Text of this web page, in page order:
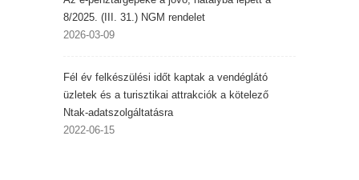
8/2025. (III. 31.) NGM rendelet
2026-03-09
Fél év felkészülési időt kaptak a vendéglátó
üzletek és a turisztikai attrakciók a kötelező
Ntak-adatszolgáltatásra
2022-06-15